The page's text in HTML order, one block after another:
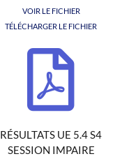
VOIR LE FICHIER
TÉLÉCHARGER LE FICHIER
RÉSULTATS UE 5.4 S4
SESSION IMPAIRE